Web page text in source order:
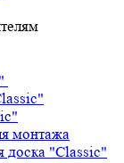
монтажа
доска "Classic"